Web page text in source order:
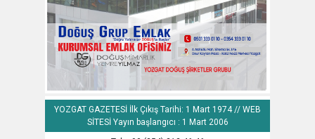
YOZGAT GAZETESİ İlk Çıkış Tarihi: 1 Mart 1974 // WEB
SİTESİ Yayın başlangıcı : 1 Mart 2006